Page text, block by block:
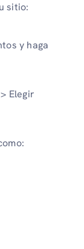
sitio:
y haga
> Elegir